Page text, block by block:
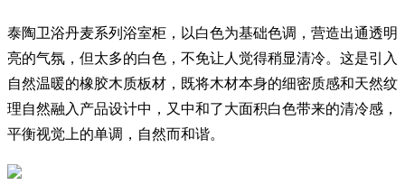
泰陶卫浴丹麦系列浴室柜，以白色为基础色调，营造出通透明
亮的气氛，但太多的白色，不免让人觉得稍显清冷。这是引入
自然温暖的橡胶木质板材，既将木材本身的细密质感和天然纹
理自然融入产品设计中，又中和了大面积白色带来的清冷感，
平衡视觉上的单调，自然而和谐。